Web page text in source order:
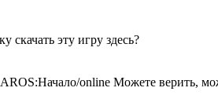
скачать эту игру здесь?
online Можете верить,